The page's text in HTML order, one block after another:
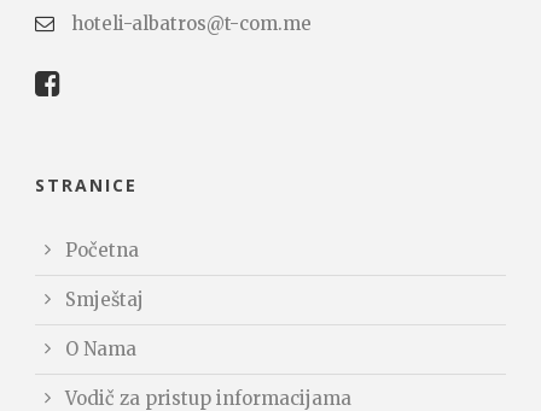
hoteli-albatros@t-com.me
STRANICE
Početna
Smještaj
O Nama
Vodič za pristup informacijama